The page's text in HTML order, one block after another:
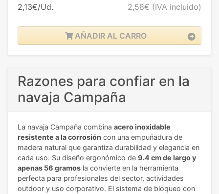
2,13€/Ud. 2,58€ (IVA incluido)
AÑADIR AL CARRO
Razones para confiar en la
navaja Campaña
La navaja Campaña combina acero inoxidable
resistente a la corrosión con una empuñadura de
madera natural que garantiza durabilidad y elegancia en
cada uso. Su diseño ergonómico de 9.4 cm de largo y
apenas 56 gramos la convierte en la herramienta
perfecta para profesionales del sector, actividades
outdoor y uso corporativo. El sistema de bloqueo con